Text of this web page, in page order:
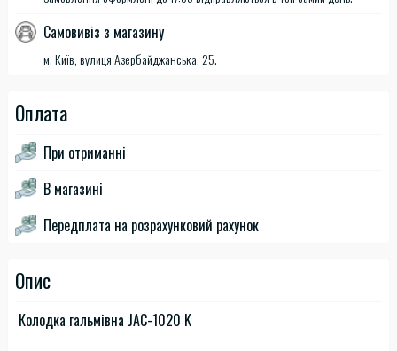
Самовивіз з магазину
м. Київ, вулиця Азербайджанська, 25.
Оплата
При отриманні
В магазині
Передплата на розрахунковий рахунок
Опис
Колодка гальмівна JAC-1020 K